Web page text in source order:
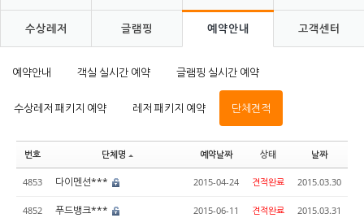
수상레저 글램핑 예약안내 고객센터
예약안내 객실 실시간 예약 글램핑 실시간 예약
수상레저 패키지 예약 레저 패키지 예약 단체견적
번호 단체명 예약날짜 상태 날짜
4853 다이멘션*** 2015-04-24 견적완료 2015.03.30
4852 푸드뱅크*** 2015-06-11 견적완료 2015.03.31